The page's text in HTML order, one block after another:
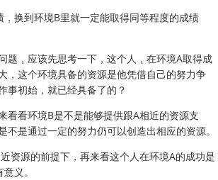
换到环境B里就一定能取得同等程度的成绩
题，应该先思考一下，这个人，在环境A取得成
，这个环境具备的资源是他凭借自己的努力争
事初始，就已经具备了的？
看看环境B是不是能够提供跟A相近的资源支
不是通过一定的努力仍可以创造出相应的资源。
资源的前提下，再来看这个人在环境A的成功是
义。